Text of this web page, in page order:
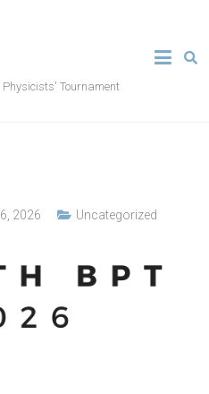
Tournament
2026 Uncategorized